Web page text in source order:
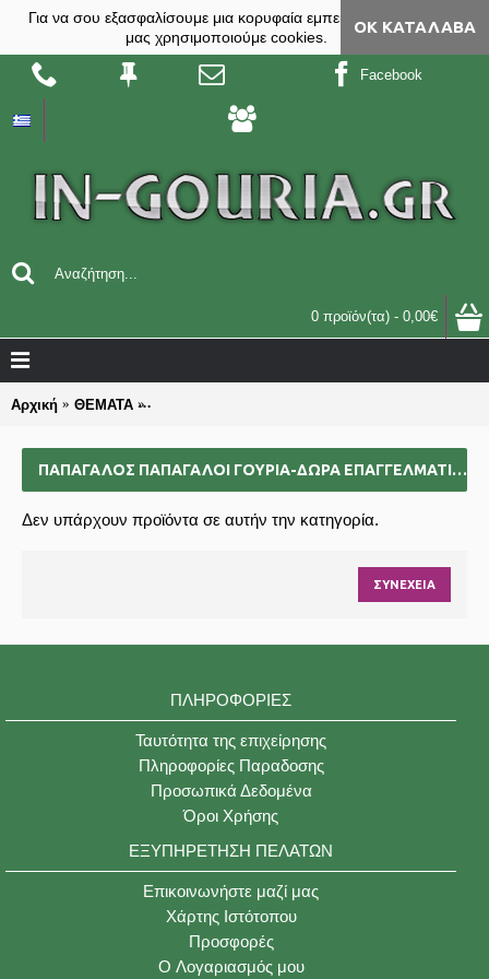
Για να σου εξασφαλίσουμε μια κορυφαία εμπειρία, στο site
μας χρησιμοποιούμε cookies.
ΟΚ ΚΑΤΆΛΑΒΑ
Facebook
0 προϊόν(τα) - 0,00€
Αρχική ΘΕΜΑΤΑ ΠΑΠΑΓΑΛΟΣ ΠΑΠΑΓΑΛΟΙ γούρια-δώρα
ΠΑΠΑΓΑΛΟΣ ΠΑΠΑΓΑΛΟΙ ΓΟΎΡΙΑ-ΔΏΡΑ ΕΠΑΓΓΕΛΜΑΤΙΚΆ ΟΜΑΔΙΚΆ ΕΠΙΧΕΙΡΗΜΑΤΙΚΆ ΓΙΑ BAZZAR ΣΧΟΛΕΊΑ ΣΥΛΛΌΓΟΥΣ 2025
Δεν υπάρχουν προϊόντα σε αυτήν την κατηγορία.
ΣΥΝΈΧΕΙΑ
ΠΛΗΡΟΦΟΡΊΕΣ
Ταυτότητα της επιχείρησης
Πληροφορίες Παραδοσης
Προσωπικά Δεδομένα
Όροι Χρήσης
ΕΞΥΠΗΡΈΤΗΣΗ ΠΕΛΑΤΏΝ
Επικοινωνήστε μαζί μας
Χάρτης Ιστότοπου
Προσφορές
O Λογαριασμός μου